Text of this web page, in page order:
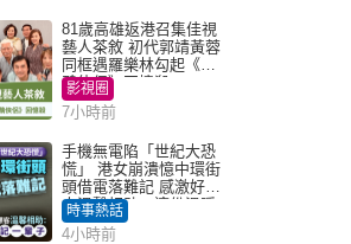
81歲高雄返港召集佳視
藝人茶敘 初代郭靖黃蓉
同框遇羅樂林勾起《神
鵰俠侶》回憶殺
影視圈
7小時前
手機無電陷「世紀大恐
慌」 港女崩潰憶中環街
頭借電落難記 感激好心
人溫馨相助：這份溫暖
記一輩子｜Juicy叮
時事熱話
4小時前